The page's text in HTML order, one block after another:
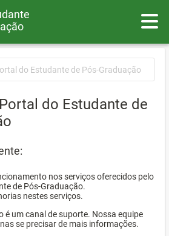
do Estudante de Pós-Graduação
do Estudante de
nos serviços oferecidos pelo
de Pós-Graduação.
nestes serviços.
é um canal de suporte. Nossa equipe
se precisar de mais informações.